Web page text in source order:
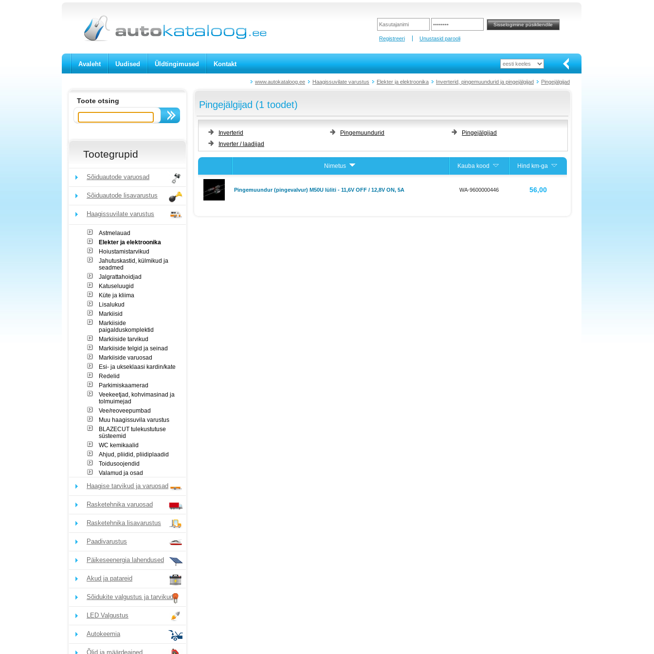
Registreeri Unustasid parooli
Avaleht Uudised Üldtingimused Kontakt
www.autokataloog.ee Haagissuvilate varustus Elekter ja elektroonika Inverterid, pingemuundurid ja pingejälgijad Pingejälgijad
Toote otsing
Tootegrupid
Sõiduautode varuosad
Sõiduautode lisavarustus
Haagissuvilate varustus
Astmelauad
Elekter ja elektroonika
Hoiustamistarvikud
Jahutuskastid, külmikud ja
seadmed
Jalgrattahoidjad
Katuseluugid
Küte ja kliima
Lisalukud
Markiisid
Markiiside
paigalduskomplektid
Markiiside tarvikud
Markiiside telgid ja seinad
Markiiside varuosad
Esi- ja ukseklaasi kardin/kate
Redelid
Parkimiskaamerad
Veekeetjad, kohvimasinad ja
tolmuimejad
Vee/reoveepumbad
Muu haagissuvila varustus
BLAZECUT tulekustutuse
süsteemid
WC kemikaalid
Ahjud, pliidid, pliidiplaadid
Toidusoojendid
Valamud ja osad
Haagise tarvikud ja varuosad
Rasketehnika varuosad
Rasketehnika lisavarustus
Paadivarustus
Päikeseenergia lahendused
Akud ja patareid
Sõidukite valgustus ja tarvikud
LED Valgustus
Autokeemia
Õlid ja määrdeained
Pingejälgijad (1 toodet)
Inverterid
Inverter / laadijad
Pingemuundurid Pingejälgijad
Nimetus Kauba kood Hind km-ga
Pingemuundur (pingevalvur) M50U lüliti - 11,6V OFF / 12,8V ON, 5A WA-9600000446 56,00